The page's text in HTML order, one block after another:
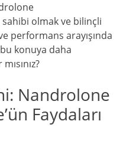
olmak ve bilinçli
performans arayışında
konuya daha
Nandrolone
Faydaları